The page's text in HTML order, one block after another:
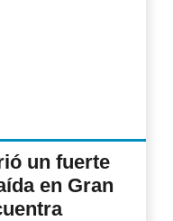
un fuerte
en Gran